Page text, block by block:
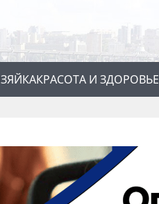
КРАСОТА И ЗДОРОВЬЕ